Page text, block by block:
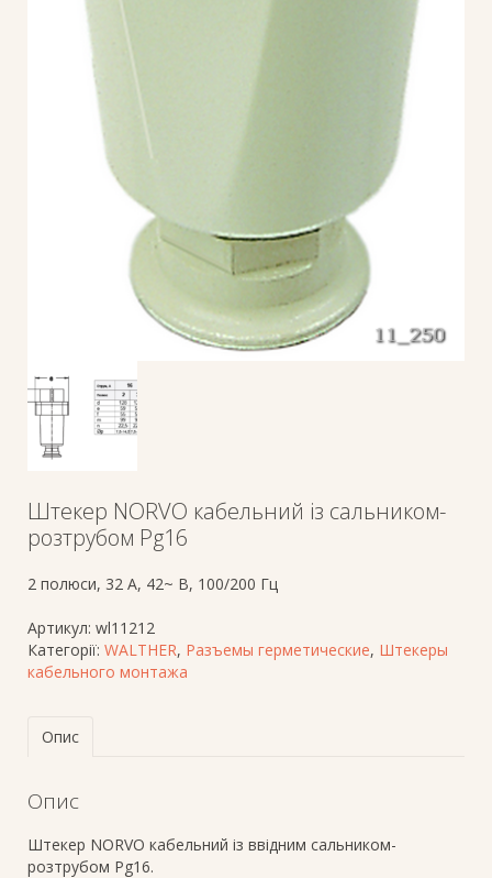
Штекер NORVO кабельний із сальником-
розтрубом Pg16
2 полюси, 32 A, 42~ В, 100/200 Гц
Артикул: wl11212
Категорії: WALTHER, Разъемы герметические, Штекеры
кабельного монтажа
Опис
Опис
Штекер NORVO кабельний із ввідним сальником-
розтрубом Pg16.